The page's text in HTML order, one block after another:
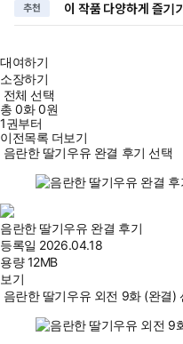
추천 이 작품 다양하게 즐기
대여하기
소장하기
전체 선택
총0화0원
1권부터
이전목록 더보기
음란한 딸기우유 완결 후기 선택
음란한 딸기우유 완결 후기
등록일 2026.04.18
용량12MB
보기
음란한 딸기우유 외전 9화 (완결)